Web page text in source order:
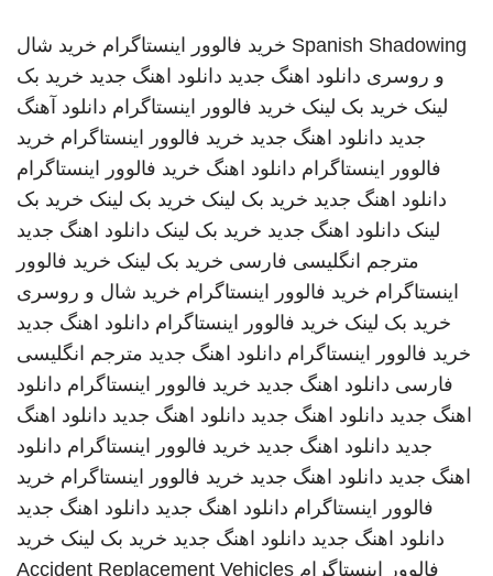
Spanish Shadowing خرید فالوور اینستاگرام خرید شال
و روسری دانلود اهنگ جدید دانلود اهنگ جدید خرید بک
لینک خرید بک لینک خرید فالوور اینستاگرام دانلود آهنگ
جدید دانلود اهنگ جدید خرید فالوور اینستاگرام خرید
فالوور اینستاگرام دانلود اهنگ خرید فالوور اینستاگرام
دانلود اهنگ جدید خرید بک لینک خرید بک لینک خرید بک
لینک دانلود اهنگ جدید خرید بک لینک دانلود اهنگ جدید
مترجم انگلیسی فارسی خرید بک لینک خرید فالوور
اینستاگرام خرید فالوور اینستاگرام خرید شال و روسری
خرید بک لینک خرید فالوور اینستاگرام دانلود اهنگ جدید
خرید فالوور اینستاگرام دانلود اهنگ جدید مترجم انگلیسی
فارسی دانلود اهنگ جدید خرید فالوور اینستاگرام دانلود
اهنگ جدید دانلود اهنگ جدید دانلود اهنگ جدید دانلود اهنگ
جدید دانلود اهنگ جدید خرید فالوور اینستاگرام دانلود
اهنگ جدید دانلود اهنگ جدید خرید فالوور اینستاگرام خرید
فالوور اینستاگرام دانلود اهنگ جدید دانلود اهنگ جدید
دانلود اهنگ جدید دانلود اهنگ جدید خرید بک لینک خرید
فالوور اینستاگرام Accident Replacement Vehicles